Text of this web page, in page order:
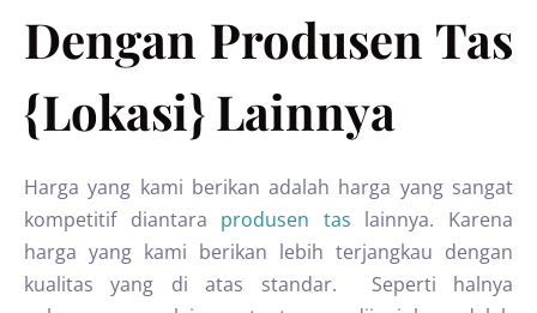
Dengan Produsen Tas
{Lokasi} Lainnya
Harga yang kami berikan adalah harga yang sangat
kompetitif diantara produsen tas lainnya. Karena
harga yang kami berikan lebih terjangkau dengan
kualitas yang di atas standar. Seperti halnya